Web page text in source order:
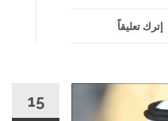
إترك تعليقاً
15